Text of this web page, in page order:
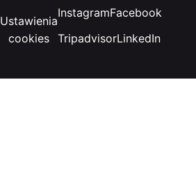
Ustawienia
cookies
InstagramFacebook
TripadvisorLinkedIn